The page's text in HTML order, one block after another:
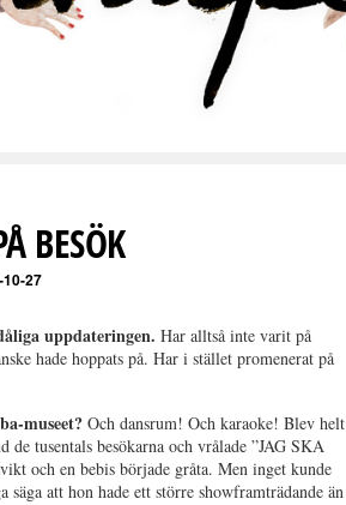
BESÖK
27
uppdateringen. Har alltså inte varit på
hade hoppats på. Har i stället promenerat på
museet? Och dansrum! Och karaoke! Blev helt
tusentals besökarna och vrålade ”JAG SKA
och en bebis började gråta. Men inget kunde
att hon hade ett större showframträdande än